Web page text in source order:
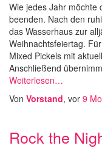
Wie jedes Jahr möchte
beenden. Nach den
das Wasserhaus zur
Weihnachtsfeiertag.
Mixed Pickels mit
Anschließend
Weiterlesen…
Von Vorstand, vor 9
Rock the